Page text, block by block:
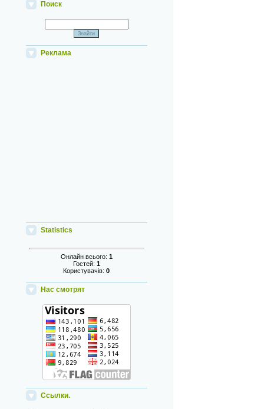
Поиск
Реклама
Statistics
Онлайн всього: 1
Гостей: 1
Користувачів:0
Нас смотрят
Ссылки.